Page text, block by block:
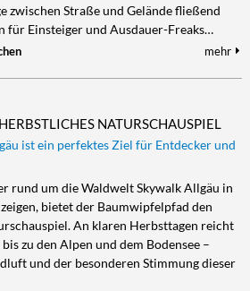
zwischen Straße und Gelände fließend
für Einsteiger und Ausdauer-Freaks…
mehr
NATURSCHAUSPIEL
ist ein perfektes Ziel für Entdecker und
rund um die Waldwelt Skywalk Allgäu in
bietet der Baumwipfelpfad den
An klaren Herbsttagen reicht
zu den Alpen und dem Bodensee –
und der besonderen Stimmung dieser